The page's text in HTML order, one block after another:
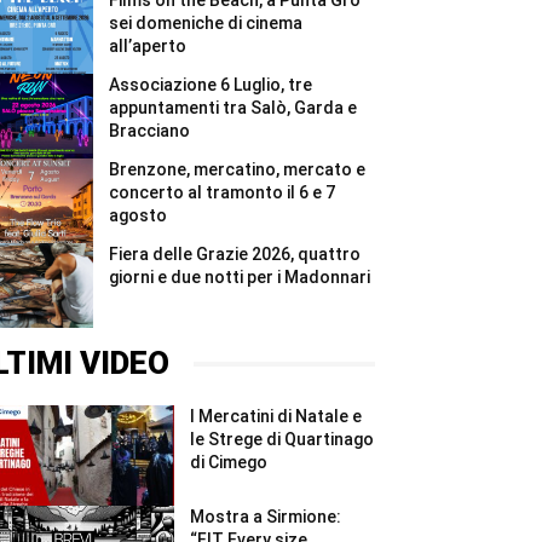
#Shorts
in
quattro
giorni
tutti
i
5.000
pettorali
#Shorts
sei domeniche di cinema
all’aperto
Associazione 6 Luglio, tre
appuntamenti tra Salò, Garda e
Bracciano
Brenzone, mercatino, mercato e
concerto al tramonto il 6 e 7
agosto
Fiera delle Grazie 2026, quattro
giorni e due notti per i Madonnari
VIDEO
I Mercatini di Natale e
le Strege di Quartinago
di Cimego
Mostra a Sirmione: